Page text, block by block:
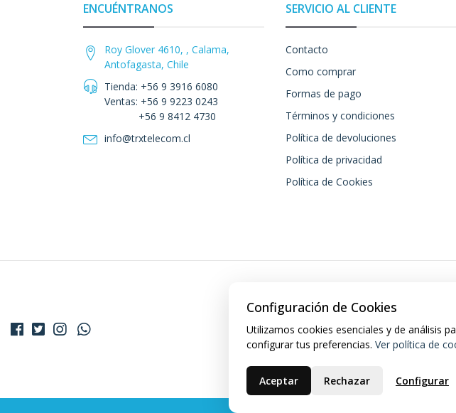
ENCUÉNTRANOS
Roy Glover 4610, , Calama,
Antofagasta, Chile
Tienda: +56 9 3916 6080
Ventas: +56 9 9223 0243
+56 9 8412 4730
info@trxtelecom.cl
SERVICIO AL CLIENTE
Contacto
Como comprar
Formas de pago
Términos y condiciones
Política de devoluciones
Política de privacidad
Política de Cookies
Configuración de Cookies
Utilizamos cookies esenciales y de análisis
configurar tus preferencias. Ver política de
Aceptar Rechazar Configurar